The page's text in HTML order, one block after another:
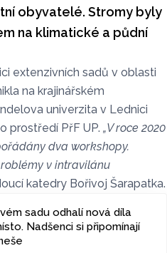
obyvatelé. Stromy byly
na klimatické a půdní
extenzivních sadů v oblasti
na krajinářském
univerzita v Lednici
prostředí PřF UP. „V roce 2020
dva workshopy.
v intravilánu
katedry Bořivoj Šarapatka.
sadu odhalí nová díla
Nadšenci si připomínají